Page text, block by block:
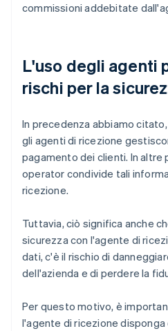
commissioni addebitate
L'uso degli agenti
rischi per la
In precedenza abbiamo
gli agenti di ricezione
pagamento dei clienti. In altre
operator condivide tali
ricezione.
Tuttavia, ciò significa anche
sicurezza con l'agente di
dati, c'è il rischio di
dell'azienda e di perdere la
Per questo motivo, è
l'agente di ricezione